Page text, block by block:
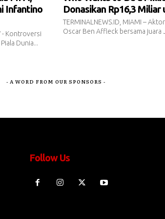
Infantino
- Kontroversi
Dunia...
Donasikan Rp16,3 Miliar
TERMINALNEWS.ID, MIAMI –
Oscar Ben Affleck bersama juara
- A WORD FROM OUR SPONSORS -
Follow Us